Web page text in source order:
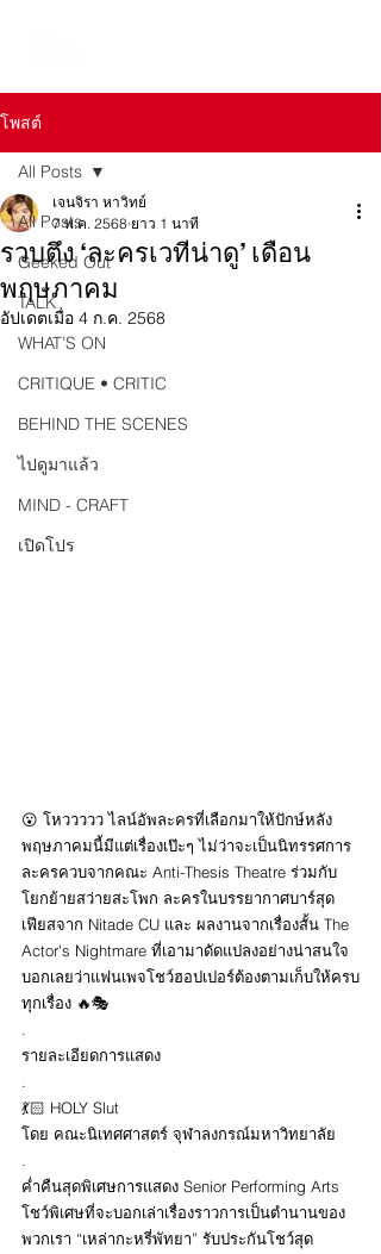
โพสต์
All Posts
Geeked Out
TALK
WHAT’S ON
CRITIQUE • CRITIC
BEHIND THE SCENES
ไปดูมาแล้ว
MIND - CRAFT
เปิดโปร
All Posts
รวบตึง ‘ละครเวทีน่าดู’ เดือน
พฤษภาคม
เจนจิรา หาวิทย์
7 พ.ค. 2568 ยาว 1 นาที
อัปเดตเมื่อ 4 ก.ค. 2568
😮 โหววววว ไลน์อัพละครที่เลือกมาให้ปักษ์หลัง
พฤษภาคมนี้มีแต่เรื่องเป๊ะๆ ไม่ว่าจะเป็นนิทรรศการ
ละครควบจากคณะ Anti-Thesis Theatre ร่วมกับ
โยกย้ายสว่ายสะโพก ละครในบรรยากาศบาร์สุด
เฟียสจาก Nitade CU และ ผลงานจากเรื่องสั้น The
Actor's Nightmare ที่เอามาดัดแปลงอย่างน่าสนใจ
บอกเลยว่าแฟนเพจโชว์ฮอปเปอร์ต้องตามเก็บให้ครบ
ทุกเรื่อง 🔥🎭
.
รายละเอียดการแสดง
.
💃🏻 HOLY Slut
โดย คณะนิเทศศาสตร์ จุฬาลงกรณ์มหาวิทยาลัย
.
ค่ำคืนสุดพิเศษการแสดง Senior Performing Arts
โชว์พิเศษที่จะบอกเล่าเรื่องราวการเป็นตำนานของ
พวกเรา “เหล่ากะหรี่พัทยา” รับประกันโชว์สุด